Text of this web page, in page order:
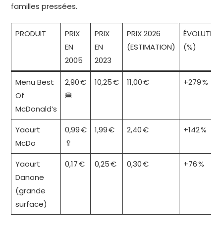
familles pressées.
PRODUIT
PRIX
EN
2005
PRIX
EN
2023
PRIX 2026
(ESTIMATION)
ÉVOLUTION
(%)
Menu Best
Of
McDonald’s
2,90 €
🍔
10,25 € 11,00 € +279 %
Yaourt
McDo
0,99 €
🥄
1,99 € 2,40 € +142 %
Yaourt
Danone
(grande
surface)
0,17 € 0,25 € 0,30 € +76 %